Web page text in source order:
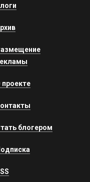
проекте
блогером